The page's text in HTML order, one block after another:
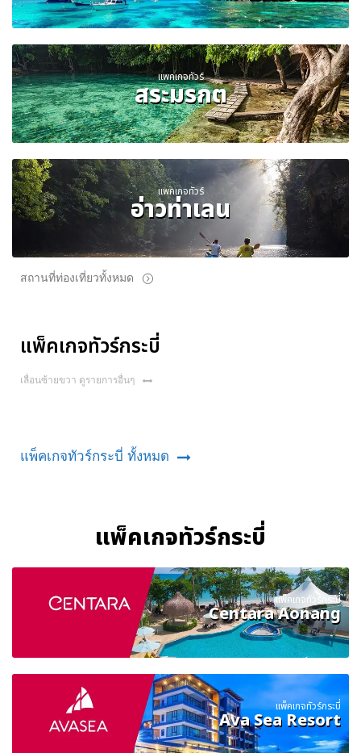
แพคเกจทัวร์
สระมรกต
แพคเกจทัวร์
อ่าวท่าเลน
สถานที่ท่องเที่ยวทั้งหมด
แพ็คเกจทัวร์กระบี่
เลื่อนซ้ายขวา ดูรายการอื่นๆ
แพ็คเกจทัวร์กระบี่ ทั้งหมด
แพ็คเกจทัวร์กระบี่
แพ็คเกจทัวร์กระบี่
Centara Aonang
แพ็คเกจทัวร์กระบี่
Ava Sea Resort